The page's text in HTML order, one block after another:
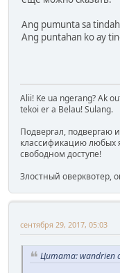
Ang pumunta sa
Ang puntahan ko ay
Alii! Ke ua ngerang? Ak
tekoi er a Belau! Sulang.
Подвергал, подвергаю
классификацию любых
свободном доступе!
Злостный оверквотер,
сентября 29, 2017, 05:03
Цитата: wandrien